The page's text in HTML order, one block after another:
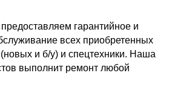
гарантийное и
всех приобретенных
и б/у) и спецтехники. Наша
выполнит ремонт любой